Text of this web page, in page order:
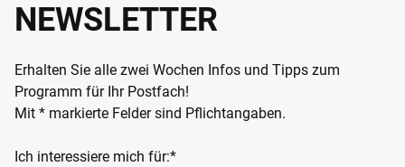
NEWSLETTER
Erhalten Sie alle zwei Wochen Infos und Tipps zum
Programm für Ihr Postfach!
Mit * markierte Felder sind Pflichtangaben.
Ich interessiere mich für:*